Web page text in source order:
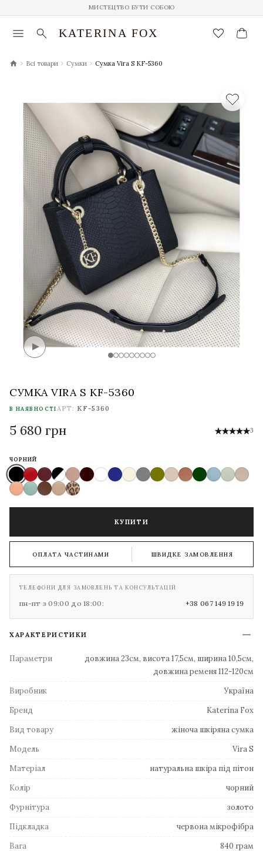
МИСТЕЦТВО БУТИ СОБОЮ
menu search KATERINA FOX favorite_border
chevron_right Всі товари chevron_right Сумки chevron_right Сумка Vira S KF-5360
СУМКА VIRA S KF-5360
В НАЯВНОСТІАРТ: KF-5360
5 680 грн 3
ЧОРНИЙ
КУПИТИ
ОПЛАТА ЧАСТИНАМИ ШВИДКЕ ЗАМОВЛЕННЯ
ТЕЛЕФОНИ ДЛЯ ЗАМОВЛЕНЬ ТА КОНСУЛЬТАЦІЙ
пн-пт з 09:00 до 18:00: +38 067 149 19 19
ХАРАКТЕРИСТИКИ
Параметри
довжина 23см, висота 17,5см, ширина 10,5см,
довжина ременя 112-120см
Виробник
Україна
Бренд
Katerina Fox
Вид товару
жіноча шкіряна сумка
Модель
Vira S
Матеріал
натуральна шкіра під пітон
Колір
чорний
Фурнітура
золото
Підкладка
червона мікрофібра
Вага
840 грам